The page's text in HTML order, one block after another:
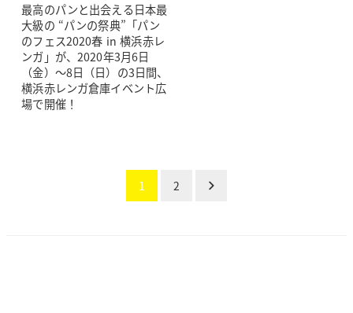
最高のパンと出会える日本最
大級の “パンの祭典”「パン
のフェス2020春 in 横浜赤レ
ンガ」が、2020年3月6日
（金）～8日（日）の3日間、
横浜赤レンガ倉庫イベント広
場で開催！
1 2